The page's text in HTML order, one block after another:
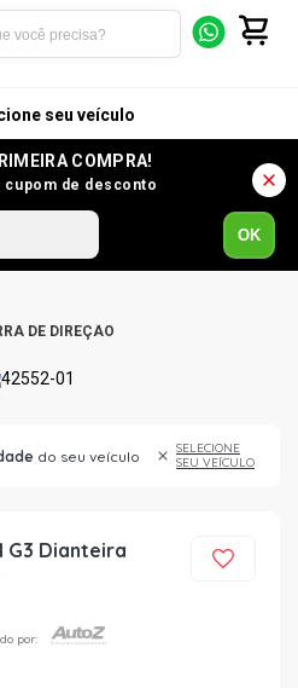
seu veículo
COMPRA!
cupom de desconto
OK
DE DIREÇÃO
do seu veículo
SELECIONE
SEU VEÍCULO
G3 Dianteira
por: